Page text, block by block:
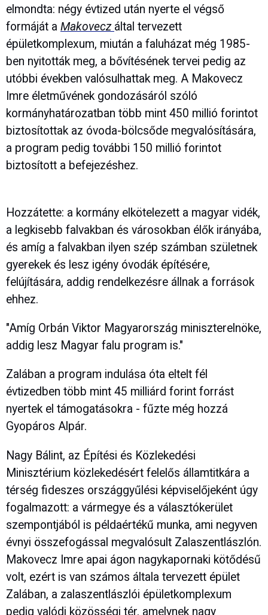
elmondta: négy évtized után nyerte el végső
formáját a Makovecz által tervezett
épületkomplexum, miután a faluházat még 1985-
ben nyitották meg, a bővítésének tervei pedig az
utóbbi években valósulhattak meg. A Makovecz
Imre életművének gondozásáról szóló
kormányhatározatban több mint 450 millió forintot
biztosítottak az óvoda-bölcsőde megvalósítására,
a program pedig további 150 millió forintot
biztosított a befejezéshez.
Hozzátette: a kormány elkötelezett a magyar vidék,
a legkisebb falvakban és városokban élők irányába,
és amíg a falvakban ilyen szép számban születnek
gyerekek és lesz igény óvodák építésére,
felújítására, addig rendelkezésre állnak a források
ehhez.
"Amíg Orbán Viktor Magyarország miniszterelnöke,
addig lesz Magyar falu program is."
Zalában a program indulása óta eltelt fél
évtizedben több mint 45 milliárd forint forrást
nyertek el támogatásokra - fűzte még hozzá
Gyopáros Alpár.
Nagy Bálint, az Építési és Közlekedési
Minisztérium közlekedésért felelős államtitkára a
térség fideszes országgyűlési képviselőjeként úgy
fogalmazott: a vármegye és a választókerület
szempontjából is példaértékű munka, ami negyven
évnyi összefogással megvalósult Zalaszentlászlón.
Makovecz Imre apai ágon nagykapornaki kötődésű
volt, ezért is van számos általa tervezett épület
Zalában, a zalaszentlászlói épületkomplexum
pedig valódi közösségi tér, amelynek nagy